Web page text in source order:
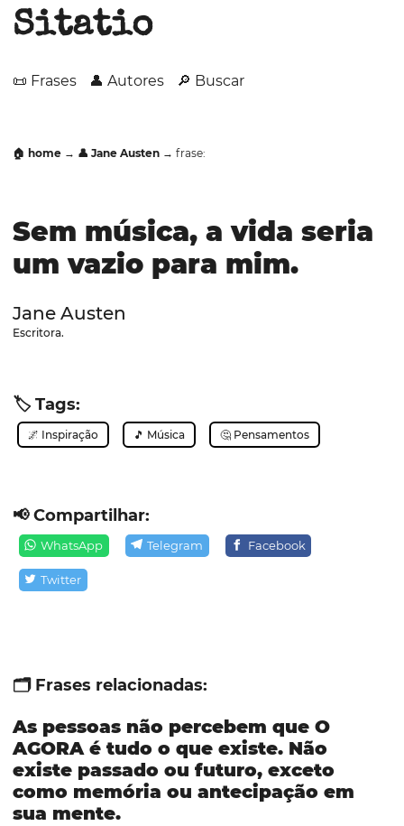
Sitatio
📜 Frases 👤 Autores 🔎 Buscar
🏠 home → 👤 Jane Austen → frase:
Sem música, a vida seria
um vazio para mim.
Jane Austen
Escritora.
🏷️ Tags:
🌌 Inspiração 🎵 Música 🤔 Pensamentos
📢 Compartilhar:
WhatsApp Telegram Facebook
Twitter
🗂️ Frases relacionadas:
As pessoas não percebem que O
AGORA é tudo o que existe. Não
existe passado ou futuro, exceto
como memória ou antecipação em
sua mente.